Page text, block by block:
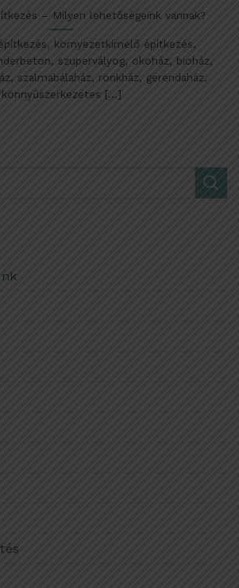
– Milyen lehetőségeink vannak?
környezetkímélő építkezés,
szupervályog, ökoház, bioház,
szalmabálaház, rönkház, gerendaház,
könnyűszerkezetes [...]